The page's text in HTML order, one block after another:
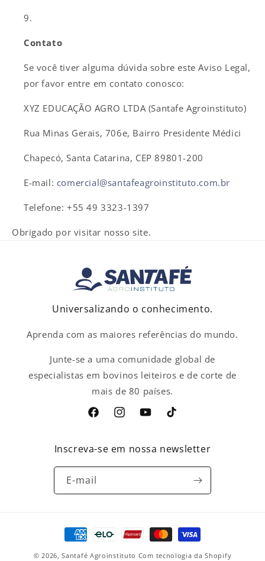
Contato
Se você tiver alguma dúvida sobre este Aviso Legal,
por favor entre em contato conosco:
XYZ EDUCAÇÃO AGRO LTDA (Santafe Agroinstituto)
Rua Minas Gerais, 706e, Bairro Presidente Médici
Chapecó, Santa Catarina, CEP 89801-200
E-mail: comercial@santafeagroinstituto.com.br
Telefone: +55 49 3323-1397
Obrigado por visitar nosso site.
Universalizando o conhecimento.
Aprenda com as maiores referências do mundo.
Junte-se a uma comunidade global de
especialistas em bovinos leiteiros e de corte de
mais de 80 países.
FacebookInstagramYouTubeTikTok
Inscreva-se em nossa newsletter
E-mail
Formas
de
© 2026,Santafé Agroinstituto Com tecnologia da Shopify